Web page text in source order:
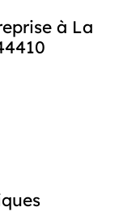
à La